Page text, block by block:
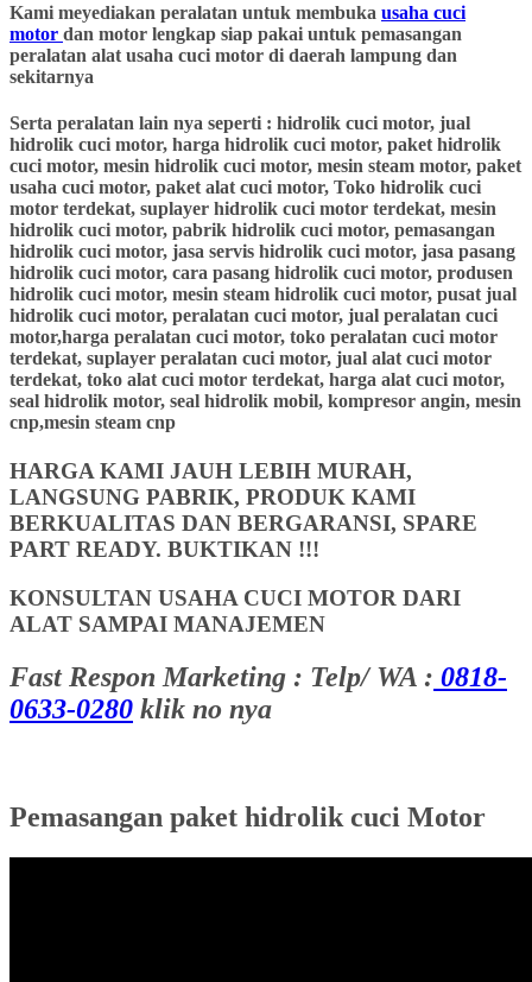
Kami meyediakan peralatan untuk membuka usaha cuci
motor dan motor lengkap siap pakai untuk pemasangan
peralatan alat usaha cuci motor di daerah lampung dan
sekitarnya
Serta peralatan lain nya seperti : hidrolik cuci motor, jual
hidrolik cuci motor, harga hidrolik cuci motor, paket hidrolik
cuci motor, mesin hidrolik cuci motor, mesin steam motor, paket
usaha cuci motor, paket alat cuci motor, Toko hidrolik cuci
motor terdekat, suplayer hidrolik cuci motor terdekat, mesin
hidrolik cuci motor, pabrik hidrolik cuci motor, pemasangan
hidrolik cuci motor, jasa servis hidrolik cuci motor, jasa pasang
hidrolik cuci motor, cara pasang hidrolik cuci motor, produsen
hidrolik cuci motor, mesin steam hidrolik cuci motor, pusat jual
hidrolik cuci motor, peralatan cuci motor, jual peralatan cuci
motor,harga peralatan cuci motor, toko peralatan cuci motor
terdekat, suplayer peralatan cuci motor, jual alat cuci motor
terdekat, toko alat cuci motor terdekat, harga alat cuci motor,
seal hidrolik motor, seal hidrolik mobil, kompresor angin, mesin
cnp,mesin steam cnp
HARGA KAMI JAUH LEBIH MURAH,
LANGSUNG PABRIK, PRODUK KAMI
BERKUALITAS DAN BERGARANSI, SPARE
PART READY. BUKTIKAN !!!
KONSULTAN USAHA CUCI MOTOR DARI
ALAT SAMPAI MANAJEMEN
Fast Respon Marketing : Telp/ WA : 0818-
0633-0280 klik no nya
Pemasangan paket hidrolik cuci Motor